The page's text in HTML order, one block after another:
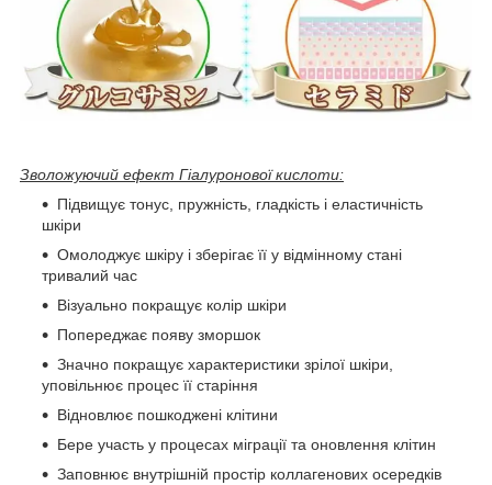
Зволожуючий ефект Гіалуронової кислоти:
Підвищує тонус, пружність, гладкість і еластичність
шкіри
Омолоджує шкіру і зберігає її у відмінному стані
тривалий час
Візуально покращує колір шкіри
Попереджає появу зморшок
Значно покращує характеристики зрілої шкіри,
уповільнює процес її старіння
Відновлює пошкоджені клітини
Бере участь у процесах міграції та оновлення клітин
Заповнює внутрішній простір коллагенових осередків